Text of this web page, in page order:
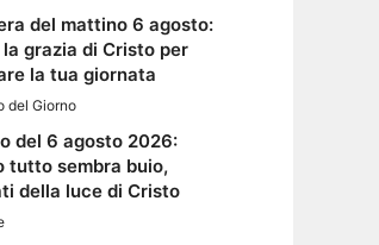
del mattino 6 agosto:
grazia di Cristo per
la tua giornata
del Giorno
del 6 agosto 2026:
tutto sembra buio,
della luce di Cristo